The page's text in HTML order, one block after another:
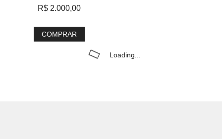
R$ 2.000,00
COMPRAR
Loading...